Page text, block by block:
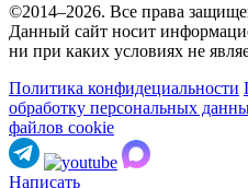
©2014–2026. Все права
Данный сайт носит
ни при каких условиях не
Политика конфидециальности
обработку персональных
файлов cookie
Написать